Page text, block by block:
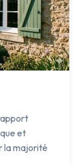
et
la majorité